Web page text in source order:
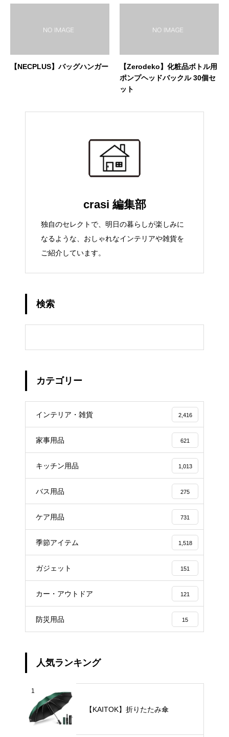
【NECPLUS】バッグハンガー
【Zerodeko】化粧品ボトル用
ポンプヘッドバックル 30個セ
ット
crasi 編集部
独自のセレクトで、明日の暮らしが楽しみに
なるような、おしゃれなインテリアや雑貨を
ご紹介しています。
検索
カテゴリー
インテリア・雑貨 2,416
家事用品 621
キッチン用品 1,013
バス用品 275
ケア用品 731
季節アイテム 1,518
ガジェット 151
カー・アウトドア 121
防災用品 15
人気ランキング
1
【KAITOK】折りたたみ傘